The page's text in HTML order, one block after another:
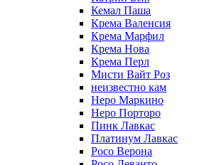
Кемал Паша
Крема Валенсия
Крема Марфил
Крема Нова
Крема Перл
Мисти Вайт Роз
неизвестно кам
Неро Маркино
Неро Порторо
Пинк Лавкаc
Платинум Лавкас
Росо Верона